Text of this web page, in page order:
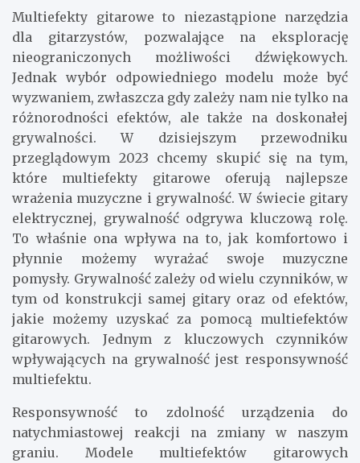
Multiefekty gitarowe to niezastąpione narzędzia
dla gitarzystów, pozwalające na eksplorację
nieograniczonych możliwości dźwiękowych.
Jednak wybór odpowiedniego modelu może być
wyzwaniem, zwłaszcza gdy zależy nam nie tylko na
różnorodności efektów, ale także na doskonałej
grywalności. W dzisiejszym przewodniku
przeglądowym 2023 chcemy skupić się na tym,
które multiefekty gitarowe oferują najlepsze
wrażenia muzyczne i grywalność. W świecie gitary
elektrycznej, grywalność odgrywa kluczową rolę.
To właśnie ona wpływa na to, jak komfortowo i
płynnie możemy wyrażać swoje muzyczne
pomysły. Grywalność zależy od wielu czynników, w
tym od konstrukcji samej gitary oraz od efektów,
jakie możemy uzyskać za pomocą multiefektów
gitarowych. Jednym z kluczowych czynników
wpływających na grywalność jest responsywność
multiefektu.
Responsywność to zdolność urządzenia do
natychmiastowej reakcji na zmiany w naszym
graniu. Modele multiefektów gitarowych